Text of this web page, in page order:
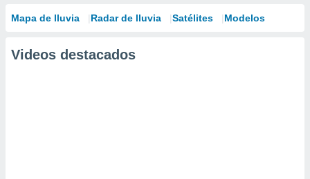
Mapa de lluvia Radar de lluvia Satélites Modelos
Videos destacados